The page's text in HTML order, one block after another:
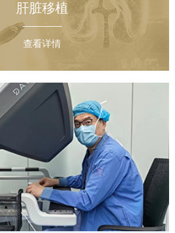
肝脏移植
查看详情